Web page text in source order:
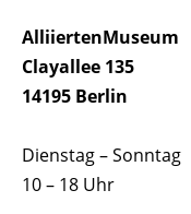
AlliiertenMuseum
Clayallee 135
14195 Berlin
Dienstag – Sonntag
10 – 18 Uhr